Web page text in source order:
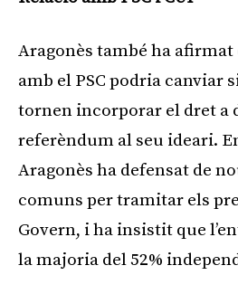
Aragonès també ha
amb el PSC podria canviar
tornen incorporar el dret a
referèndum al seu ideari.
Aragonès ha defensat de
comuns per tramitar els
Govern, i ha insistit que
la majoria del 52%